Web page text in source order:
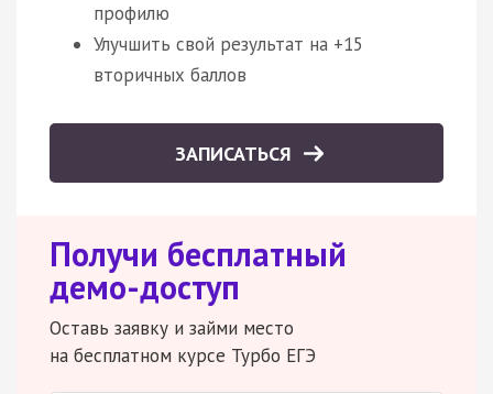
профилю
Улучшить свой результат на +15
вторичных баллов
ЗАПИСАТЬСЯ
Получи бесплатный
демо-доступ
Оставь заявку и займи место
на бесплатном курсе Турбо ЕГЭ